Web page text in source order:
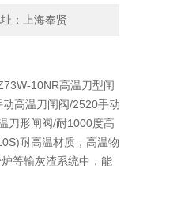
：上海奉贤
10NR高温刀型闸
高温刀闸阀/2520手动
刀形闸阀/耐1000度高
耐高温材质，高温物
等输灰渣系统中，能